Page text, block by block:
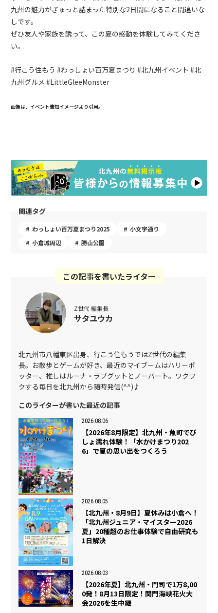
九州の魅力がぎゅっと詰まった特別な2日間になること間違いな
しです。
ぜひ友人や家族を誘って、この夏の感動を体験してみてくださ
い。
#行こう住もう #わっしょい百万夏まつり #北九州イベント #北
九州グルメ #LittleGleeMonster
画像は、イベント告知イメージより引用。
関連タグ
わっしょい百万夏まつり2025
小文字通り
小倉城周辺
勝山公園
この記事を書いたライター
Z世代 編集長
サタユウカ
北九州市八幡東区出身、行こう住もうではZ世代の編集
長。お散歩とゲームが好き、最近のマイブームはハリーポ
ッター、推しはルーナ・ラブグットとノーバート。ワクワ
クする毎日を北九州から随時発信(^^)♪
このライターが書いた最近の記事
2026.08.06
【2026年8月限定】北九州・魚町でび
しょ濡れ体験！「水かけまつり202
6」で夏の思い出をつくろう
2026.08.05
【北九州・8月9日】夏休みは小倉へ！
「北九州ジュニア・マイスター2026
夏」20種超のお仕事体験で自由研究も
1日解決
2026.08.03
【2026年夏】北九州・門司で1万8,00
0発！8月13日限定！関門海峡花火大
会2026を生中継